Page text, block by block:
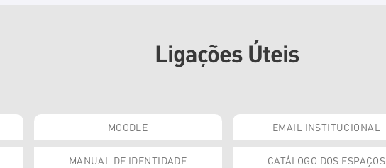
Ligações Úteis
MOODLE EMAIL INSTITUCIONAL
MANUAL DE IDENTIDADE CATÁLOGO DOS ESPAÇOS